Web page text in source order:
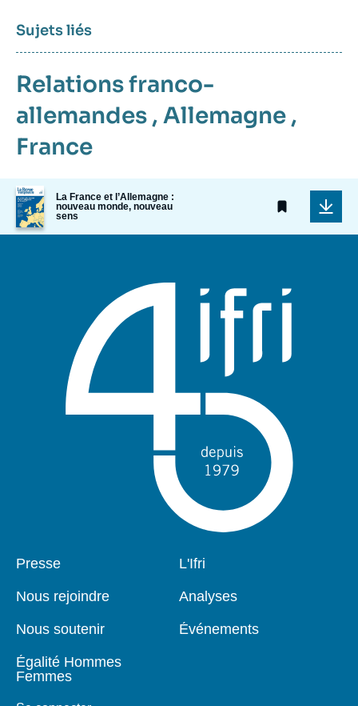
Sujets liés
Relations franco-
allemandes , Allemagne ,
France
Image
de
couverture
de
La France et l’Allemagne :
nouveau monde, nouveau
sens
Pied
Presse
Nous rejoindre
Nous soutenir
Égalité Hommes
Femmes
Navigation
L'Ifri
Analyses
Événements